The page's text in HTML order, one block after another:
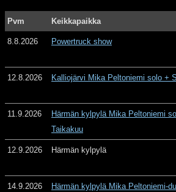
Pvm Keikkapaikka
8.8.2026 Powertruck show
12.8.2026 Kalliojärvi Mika Peltoniemi solo +
11.9.2026
Härmän kylpylä Mika Peltoniemi
Taikakuu
12.9.2026 Härmän kylpylä
14.9.2026 Härmän kylpylä Mika Peltoniemi-